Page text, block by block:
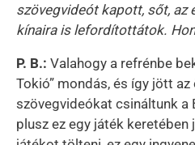
szövegvideót kapott, sőt, az
kínaira is lefordítottátok.
P. B.: Valahogy a refrénbe
Tokió” mondás, és így jött
szövegvideókat csináltunk a
plusz ez egy játék keretében